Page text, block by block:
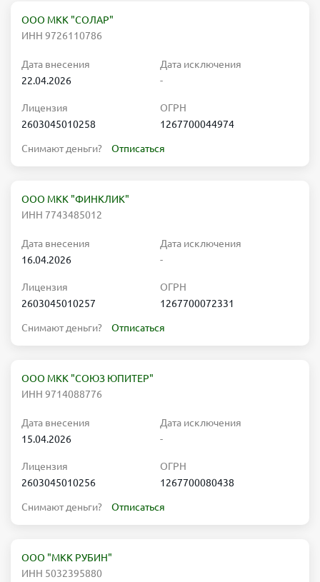
ООО МКК "СОЛАР"
ИНН 9726110786
Дата внесения
22.04.2026
Дата исключения
-
Лицензия
2603045010258
ОГРН
1267700044974
Снимают деньги? Отписаться
ООО МКК "ФИНКЛИК"
ИНН 7743485012
Дата внесения
16.04.2026
Дата исключения
-
Лицензия
2603045010257
ОГРН
1267700072331
Снимают деньги? Отписаться
ООО МКК "СОЮЗ ЮПИТЕР"
ИНН 9714088776
Дата внесения
15.04.2026
Дата исключения
-
Лицензия
2603045010256
ОГРН
1267700080438
Снимают деньги? Отписаться
ООО "МКК РУБИН"
ИНН 5032395880